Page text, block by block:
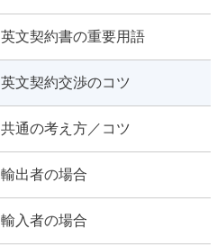
英文契約書の重要用語
英文契約交渉のコツ
共通の考え方／コツ
輸出者の場合
輸入者の場合